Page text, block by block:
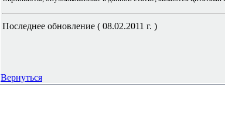
Последнее обновление ( 08.02.2011 г. )
Вернуться